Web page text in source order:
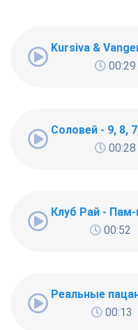
Kursiva &
00:29
Соловей - 9, 8,
00:28
Клуб Рай -
00:52
Реальные
00:13